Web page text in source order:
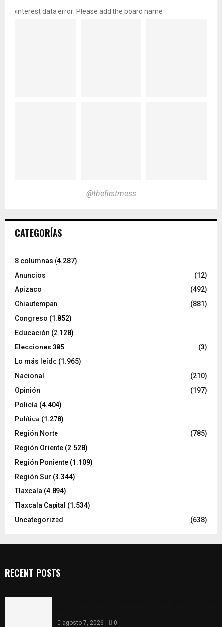
pinterest data error: Please add the board name
@thefirstmess
CATEGORÍAS
8 columnas (4.287)
Anuncios
(12)
Apizaco
(492)
Chiautempan
(881)
Congreso (1.852)
Educación (2.128)
Elecciones 385
(3)
Lo más leído (1.965)
Nacional
(210)
Opinión
(197)
Policía (4.404)
Política (1.278)
Región Norte
(785)
Región Oriente (2.528)
Región Poniente (1.109)
Región Sur (3.344)
Tlaxcala (4.894)
Tlaxcala Capital (1.534)
Uncategorized
(638)
RECENT POSTS
agosto 7, 2026 0